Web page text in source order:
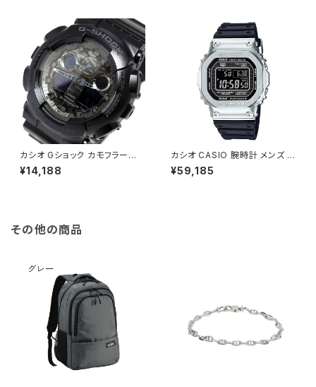
カシオ Gショック カモフラージュ
ダイアル メンズ 腕時計 GA-10
0CF-1A シルバー シルバー
¥14,188
カシオ CASIO 腕時計 メンズ G
MW-B5000-1JF G-SHOCK
クォーツ ブラック シルバー国内
¥59,185
その他の商品